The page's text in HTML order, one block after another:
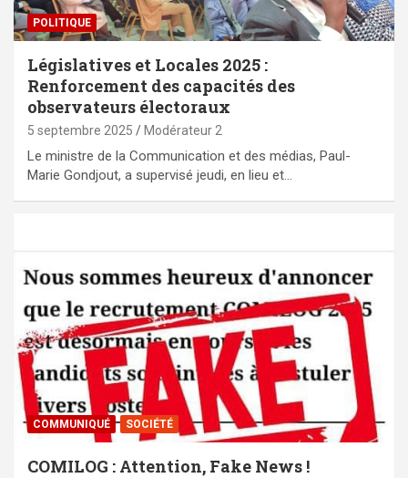
POLITIQUE
Législatives et Locales 2025 :
Renforcement des capacités des
observateurs électoraux
5 septembre 2025 Modérateur 2
Le ministre de la Communication et des médias, Paul-
Marie Gondjout, a supervisé jeudi, en lieu et…
COMMUNIQUÉ SOCIÉTÉ
COMILOG : Attention, Fake News !